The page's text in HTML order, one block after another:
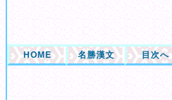
HOME 名勝漢文 目次へ